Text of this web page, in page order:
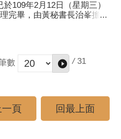
109年2月12日（星期三）
完畢，由黃秘書長治峯擔任
周局長春櫻與人事處黃處
長雅文擔任監察人共同見
7人辦理實質審查，另再依
位取整數)辦理前後年度財產
:(一)人事處會計員陳建宇
年度比對)(六)桃園大眾捷運
王維芬(七)新聞處主任秘書
數 / 31
一頁 回最上面